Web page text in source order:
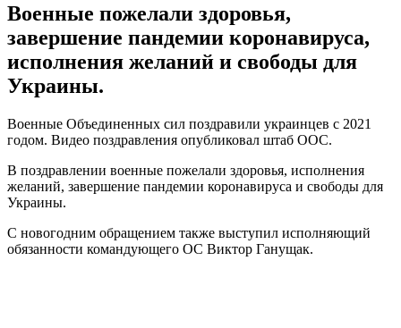
Военные пожелали здоровья,
завершение пандемии коронавируса,
исполнения желаний и свободы для
Украины.
Военные Объединенных сил поздравили украинцев с 2021
годом. Видео поздравления опубликовал штаб ООС.
В поздравлении военные пожелали здоровья, исполнения
желаний, завершение пандемии коронавируса и свободы для
Украины.
С новогодним обращением также выступил исполняющий
обязанности командующего ОС Виктор Ганущак.